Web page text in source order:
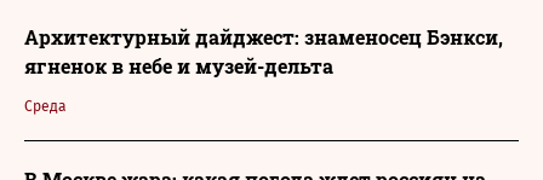
Среда
Архитектурный дайджест: знаменосец Бэнкси,
ягненок в небе и музей-дельта